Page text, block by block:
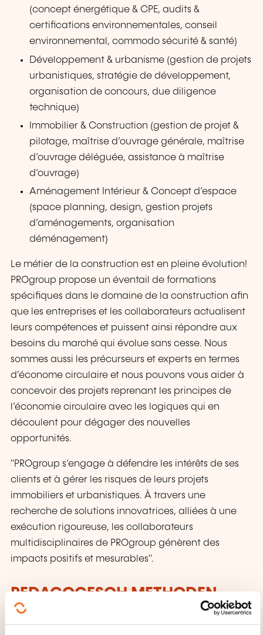
(concept énergétique & CPE, audits &
certifications environnementales, conseil
environnemental, commodo sécurité & santé)
Développement & urbanisme (gestion de projets
urbanistiques, stratégie de développement,
organisation de concours, due diligence
technique)
Immobilier & Construction (gestion de projet &
pilotage, maîtrise d’ouvrage générale, maîtrise
d’ouvrage déléguée, assistance à maîtrise
d’ouvrage)
Aménagement Intérieur & Concept d’espace
(space planning, design, gestion projets
d’aménagements, organisation
déménagement)
Le métier de la construction est en pleine évolution!
PROgroup propose un éventail de formations
spécifiques dans le domaine de la construction afin
que les entreprises et les collaborateurs actualisent
leurs compétences et puissent ainsi répondre aux
besoins du marché qui évolue sans cesse. Nous
sommes aussi les précurseurs et experts en termes
d’économe circulaire et nous pouvons vous aider à
concevoir des projets reprenant les principes de
l’économie circulaire avec les logiques qui en
découlent pour dégager des nouvelles
opportunités.
"PROgroup s’engage à défendre les intérêts de ses
clients et à gérer les risques de leurs projets
immobiliers et urbanistiques. À travers une
recherche de solutions innovatrices, alliées à une
exécution rigoureuse, les collaborateurs
multidisciplinaires de PROgroup génèrent des
impacts positifs et mesurables".
PEDAGOGESCH METHODEN